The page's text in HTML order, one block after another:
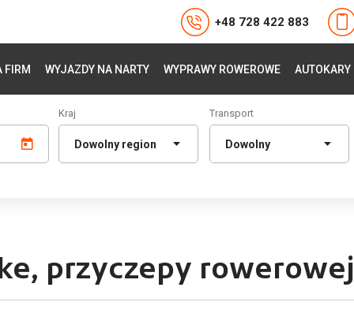
+48 728 422 883
FIRM WYJAZDY NA NARTY WYPRAWY ROWEROWE AUTOKARY
Kraj Transport
przyczepy rowerowej